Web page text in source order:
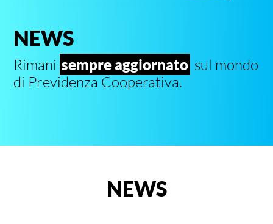
NEWS
Rimani sempre aggiornato sul mondo
di Previdenza Cooperativa.
NEWS